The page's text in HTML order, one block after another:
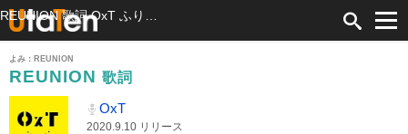
よみ：REUNION
REUNION 歌詞
OxT
2020.9.10 リリース